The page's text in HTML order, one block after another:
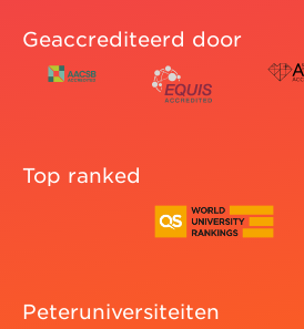
Geaccrediteerd door
Top ranked
Peteruniversiteiten